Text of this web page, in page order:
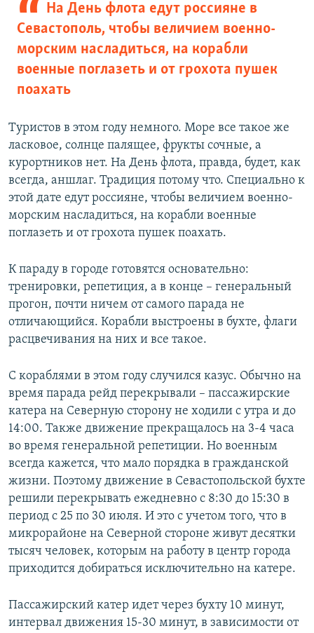
На День флота едут россияне в
Севастополь, чтобы величием военно-
морским насладиться, на корабли
военные поглазеть и от грохота пушек
поахать
Туристов в этом году немного. Море все такое же
ласковое, солнце палящее, фрукты сочные, а
курортников нет. На День флота, правда, будет, как
всегда, аншлаг. Традиция потому что. Специально к
этой дате едут россияне, чтобы величием военно-
морским насладиться, на корабли военные
поглазеть и от грохота пушек поахать.
К параду в городе готовятся основательно:
тренировки, репетиция, а в конце – генеральный
прогон, почти ничем от самого парада не
отличающийся. Корабли выстроены в бухте, флаги
расцвечивания на них и все такое.
С кораблями в этом году случился казус. Обычно на
время парада рейд перекрывали – пассажирские
катера на Северную сторону не ходили с утра и до
14:00. Также движение прекращалось на 3-4 часа
во время генеральной репетиции. Но военным
всегда кажется, что мало порядка в гражданской
жизни. Поэтому движение в Севастопольской бухте
решили перекрывать ежедневно с 8:30 до 15:30 в
период с 25 по 30 июля. И это с учетом того, что в
микрорайоне на Северной стороне живут десятки
тысяч человек, которым на работу в центр города
приходится добираться исключительно на катере.
Пассажирский катер идет через бухту 10 минут,
интервал движения 15-30 минут, в зависимости от